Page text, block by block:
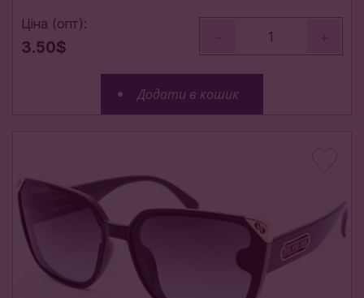
Ціна (опт):
3.50$
- +
Додати в кошик